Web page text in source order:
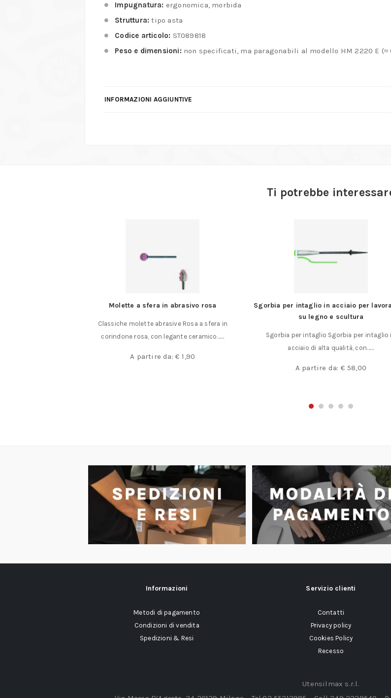
Impugnatura: ergonomica, morbida
Struttura: tipo asta
Codice articolo: ST089818
Peso e dimensioni:non specificati, ma paragonabili al modello HM 2220 E (≈
INFORMAZIONI AGGIUNTIVE
Ti potrebbe
Molette a sfera in abrasivo rosa
Classiche molette abrasive Rosa a sfera in
corindone rosa, con legante ceramico……
A partire da:€ 1,90
Sgorbia per intaglio in acciaio per
su legno e scultura
Sgorbia per intaglio Sgorbia per intaglio
acciaio di alta qualità, con……
A partire da: € 58,00
Informazioni
Metodi di pagamento
Condizioni di vendita
Spedizioni & Resi
Servizio clienti
Contatti
Privacy policy
Cookies Policy
Recesso
Utensilmax s.r.l.